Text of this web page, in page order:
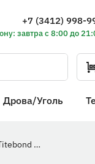
+7 (3412) 998-
завтра с 8:00 до
Дрова/Уголь
Жидкие гвозди сверхсильные Titebond желтая туба 296мл